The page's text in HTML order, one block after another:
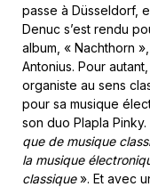
passe à Düsseldorf,
Denuc s’est rendu
album, « Nachthorn
Antonius. Pour
organiste au sens
pour sa musique
son duo Plapla Pinky.
que de musique
la musique
classique». Et avec